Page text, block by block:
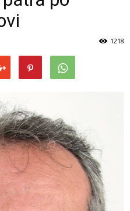
1218